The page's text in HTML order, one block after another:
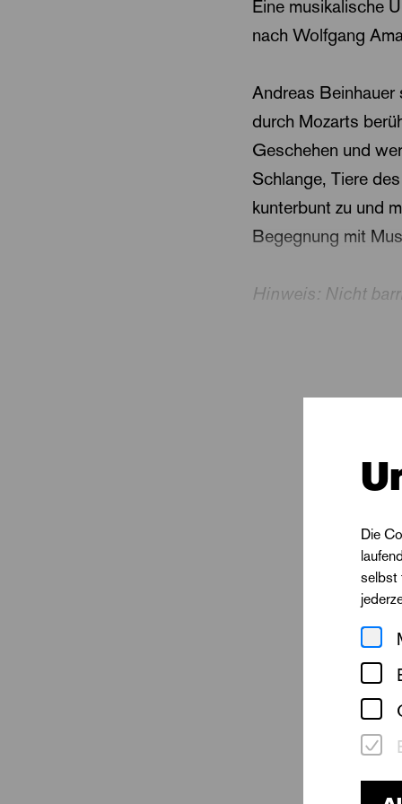
Eine musikalische
nach Wolfgang
Andreas
durch Mozarts
Geschehen und
Schlange, Tiere
kunterbunt zu und
Begegnung mit
Hinweis: Nicht
Die
selbst